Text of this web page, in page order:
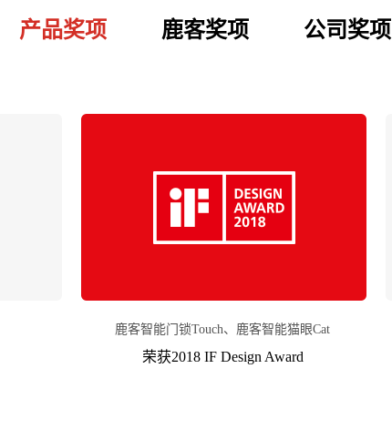
产品奖项 鹿客奖项 公司奖项
鹿客智能门锁Touch、鹿客智能猫眼Cat
荣获2018 IF Design Award